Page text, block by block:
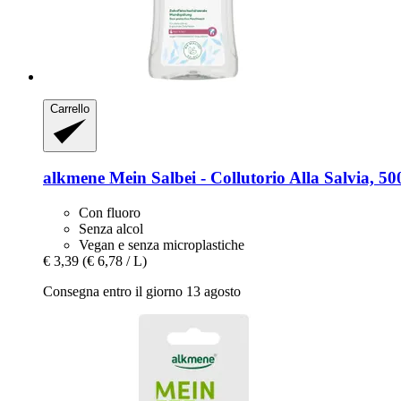
Carrello
alkmene Mein Salbei -​ Collutorio Alla Salvia,
Con fluoro
Senza alcol
Vegan e senza microplastiche
€ 3,39 (€ 6,78 / L)
Consegna entro il giorno 13 agosto